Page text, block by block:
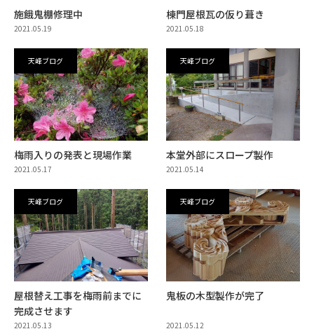
施餓鬼棚修理中
2021.05.19
棟門屋根瓦の仮り葺き
2021.05.18
天峰ブログ
梅雨入りの発表と現場作業
2021.05.17
天峰ブログ
本堂外部にスロープ製作
2021.05.14
天峰ブログ
屋根替え工事を梅雨前までに
完成させます
2021.05.13
天峰ブログ
鬼板の木型製作が完了
2021.05.12